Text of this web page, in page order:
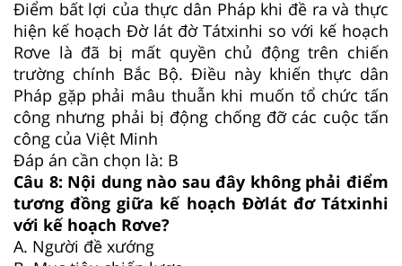
Điểm bất lợi của thực dân Pháp khi đề ra và thực
hiện kế hoạch Đờ lát đờ Tátxinhi so với kế hoạch
Rơve là đã bị mất quyền chủ động trên chiến
trường chính Bắc Bộ. Điều này khiến thực dân
Pháp gặp phải mâu thuẫn khi muốn tổ chức tấn
công nhưng phải bị động chống đỡ các cuộc tấn
công của Việt Minh
Đáp án cần chọn là: B
Câu 8: Nội dung nào sau đây không phải điểm
tương đồng giữa kế hoạch Đờlát đơ Tátxinhi
với kế hoạch Rơve?
A. Người đề xướng